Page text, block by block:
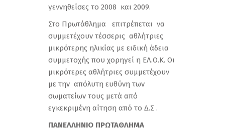
γεννηθείσες το 2008 και 2009.
Στο Πρωτάθλημα επιτρέπεται να
συμμετέχουν τέσσερις αθλήτριες
μικρότερης ηλικίας με ειδική άδεια
συμμετοχής που χορηγεί η ΕΛ.Ο.Κ. Οι
μικρότερες αθλήτριες συμμετέχουν
με την απόλυτη ευθύνη των
σωματείων τους μετά από
εγκεκριμένη αίτηση από το Δ.Σ .
ΠΑΝΕΛΛΗΝΙΟ ΠΡΩΤΑΘΛΗΜΑ